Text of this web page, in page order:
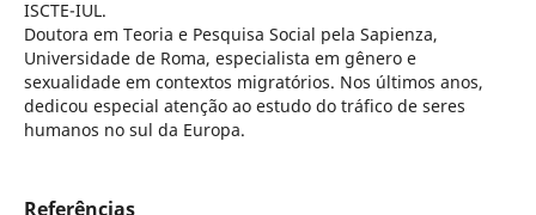
ISCTE-IUL.
Doutora em Teoria e Pesquisa Social pela Sapienza,
Universidade de Roma, especialista em gênero e
sexualidade em contextos migratórios. Nos últimos anos,
dedicou especial atenção ao estudo do tráfico de seres
humanos no sul da Europa.
Referências